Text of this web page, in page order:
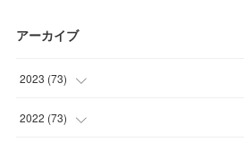
アーカイブ
2023 (73)
(1
2022 (73)